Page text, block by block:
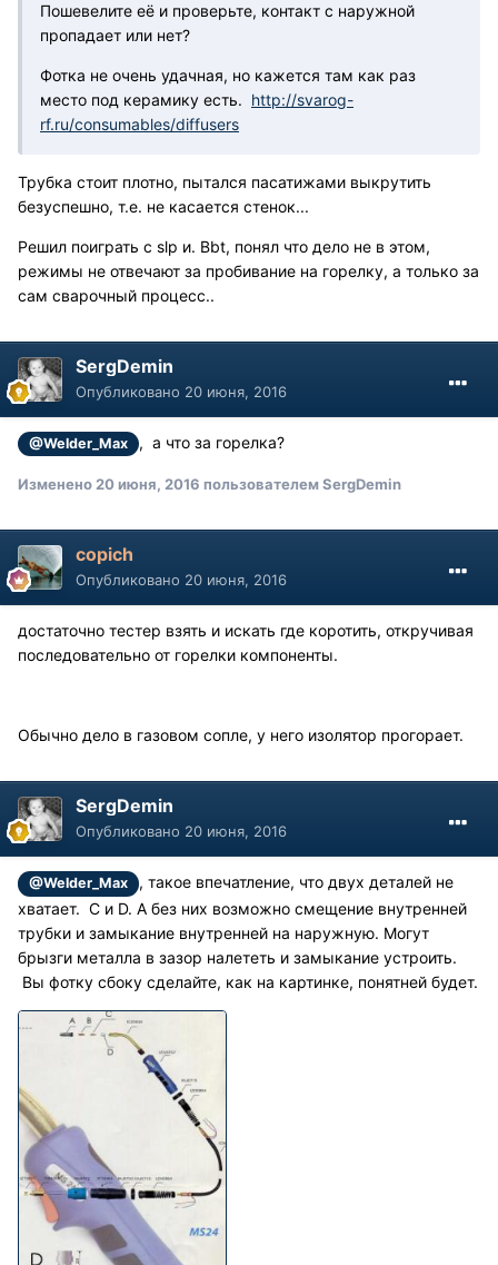
Пошевелите её и проверьте, контакт с наружной
пропадает или нет?
Фотка не очень удачная, но кажется там как раз
место под керамику есть. http://svarog-
rf.ru/consumables/diffusers
Трубка стоит плотно, пытался пасатижами выкрутить
безуспешно, т.е. не касается стенок...
Решил поиграть с slp и. Bbt, понял что дело не в этом,
режимы не отвечают за пробивание на горелку, а только за
сам сварочный процесс..
SergDemin
Опубликовано 20 июня, 2016
@Welder_Max , а что за горелка?
Изменено20 июня, 2016 пользователем SergDemin
copich
Опубликовано 20 июня, 2016
достаточно тестер взять и искать где коротить, откручивая
последовательно от горелки компоненты.
Обычно дело в газовом сопле, у него изолятор прогорает.
SergDemin
Опубликовано 20 июня, 2016
@Welder_Max
, такое впечатление, что двух деталей не
хватает. C и D. А без них возможно смещение внутренней
трубки и замыкание внутренней на наружную. Могут
брызги металла в зазор налететь и замыкание устроить.
Вы фотку сбоку сделайте, как на картинке, понятней будет.